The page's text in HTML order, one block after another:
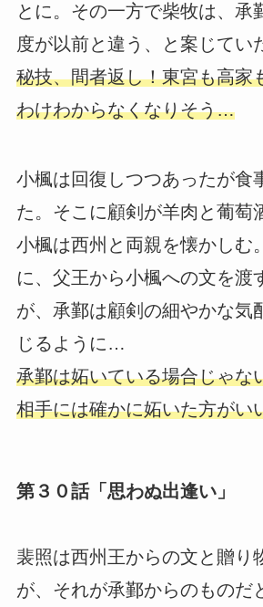
とに。その一方で柴牧は、承
度が以前と違う、と案じてい
秘技、間者返し！東宮も高家
わけわからなくなりそう…
小楓は回復しつつあったが食
た。そこに顧剣が羊肉と葡萄
小楓は西州と両親を懐かしむ
に、父王から小楓への文を渡
が、承鄞は顧剣の細やかな気
じるように…
承鄞は妬いている場合じゃな
相手には確かに妬いた方がい
第３０話「思わぬ出逢い」
裴照は西州王からの文と贈り
が、それが承鄞からのものだ